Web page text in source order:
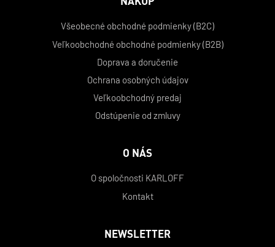
Všeobecné obchodné podmienky (B2C)
Veľkoobchodné obchodné podmienky (B2B)
Doprava a doručenie
Ochrana osobných údajov
Veľkoobchodný predaj
Odstúpenie od zmluvy
O NÁS
O spoločnosti KARLOFF
Kontakt
NEWSLETTER